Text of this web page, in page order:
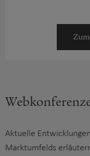
Aktuelle
Marktumfelds